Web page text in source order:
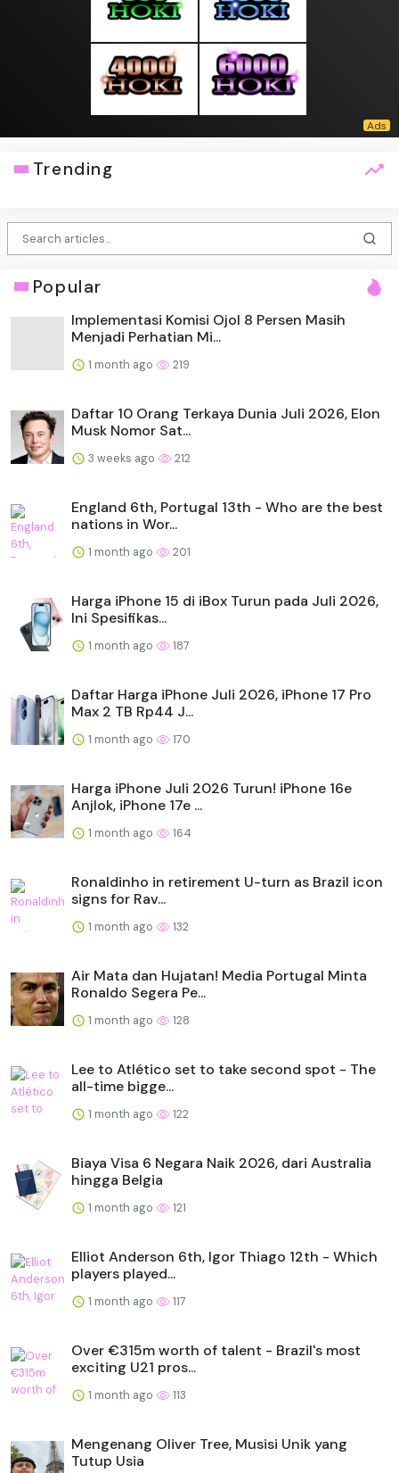
Trending
Popular
Implementasi Komisi Ojol 8 Persen Masih
Menjadi Perhatian Mi...
1 month ago 219
Daftar 10 Orang Terkaya Dunia Juli 2026, Elon
Musk Nomor Sat...
3 weeks ago 212
England 6th, Portugal 13th - Who are the best
nations in Wor...
1 month ago 201
Harga iPhone 15 di iBox Turun pada Juli 2026,
Ini Spesifikas...
1 month ago 187
Daftar Harga iPhone Juli 2026, iPhone 17 Pro
Max 2 TB Rp44 J...
1 month ago 170
Harga iPhone Juli 2026 Turun! iPhone 16e
Anjlok, iPhone 17e ...
1 month ago 164
Ronaldinho in retirement U-turn as Brazil icon
signs for Rav...
1 month ago 132
Air Mata dan Hujatan! Media Portugal Minta
Ronaldo Segera Pe...
1 month ago 128
Lee to Atlético set to take second spot - The
all-time bigge...
1 month ago 122
Biaya Visa 6 Negara Naik 2026, dari Australia
hingga Belgia
1 month ago 121
Elliot Anderson 6th, Igor Thiago 12th - Which
players played...
1 month ago 117
Over €315m worth of talent - Brazil's most
exciting U21 pros...
1 month ago 113
Mengenang Oliver Tree, Musisi Unik yang
Tutup Usia